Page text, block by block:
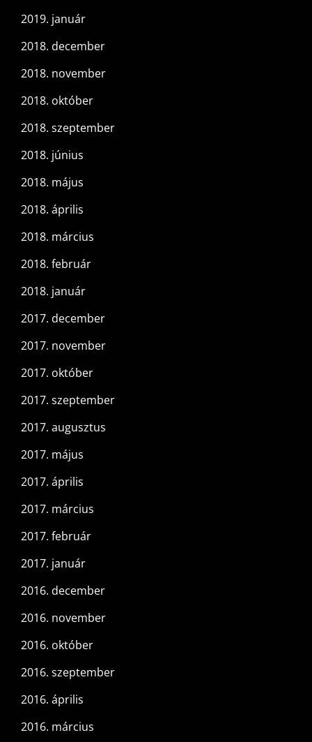
2019. január
2018. december
2018. november
2018. október
2018. szeptember
2018. június
2018. május
2018. április
2018. március
2018. február
2018. január
2017. december
2017. november
2017. október
2017. szeptember
2017. augusztus
2017. május
2017. április
2017. március
2017. február
2017. január
2016. december
2016. november
2016. október
2016. szeptember
2016. április
2016. március